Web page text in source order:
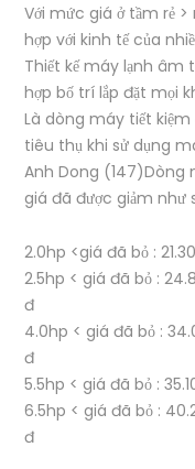
Với mức giá ở tầm rẻ
hợp với kinh tế của
Thiết kế máy lạnh
hợp bố trí lắp đặt mọi
Là dòng máy tiết kiệm
tiêu thụ khi sử dụng
Anh Dong (147)Dòng
giá đã được giảm như
2.0hp <giá đã bỏ :
2.5hp < giá đã bỏ :
đ
4.0hp < giá đã bỏ :
đ
5.5hp < giá đã bỏ :
6.5hp < giá đã bỏ :
đ